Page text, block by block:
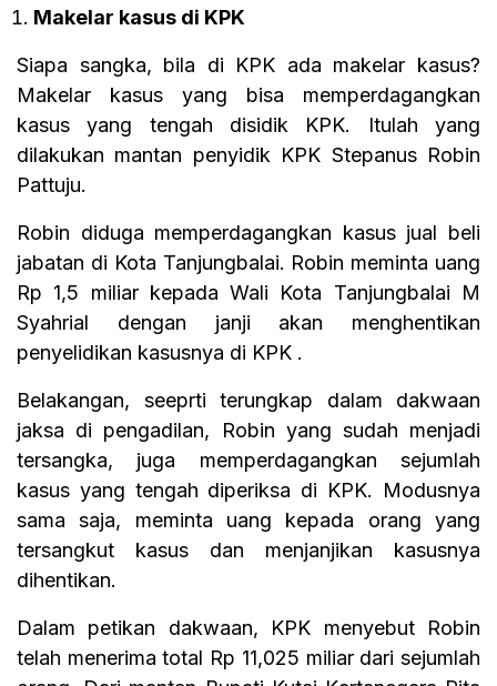
Makelar kasus di KPK
Siapa sangka, bila di KPK ada makelar kasus?
Makelar kasus yang bisa memperdagangkan
kasus yang tengah disidik KPK. Itulah yang
dilakukan mantan penyidik KPK Stepanus Robin
Pattuju.
Robin diduga memperdagangkan kasus jual beli
jabatan di Kota Tanjungbalai. Robin meminta uang
Rp 1,5 miliar kepada Wali Kota Tanjungbalai M
Syahrial dengan janji akan menghentikan
penyelidikan kasusnya di KPK .
Belakangan, seeprti terungkap dalam dakwaan
jaksa di pengadilan, Robin yang sudah menjadi
tersangka, juga memperdagangkan sejumlah
kasus yang tengah diperiksa di KPK. Modusnya
sama saja, meminta uang kepada orang yang
tersangkut kasus dan menjanjikan kasusnya
dihentikan.
Dalam petikan dakwaan, KPK menyebut Robin
telah menerima total Rp 11,025 miliar dari sejumlah